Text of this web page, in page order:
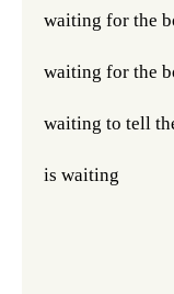
waiting for the
waiting for the
waiting to tell
is waiting